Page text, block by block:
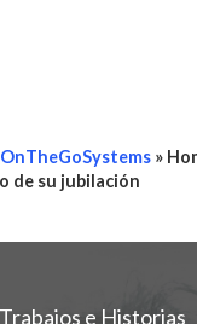
»
de su jubilación
Trabajos e Historias